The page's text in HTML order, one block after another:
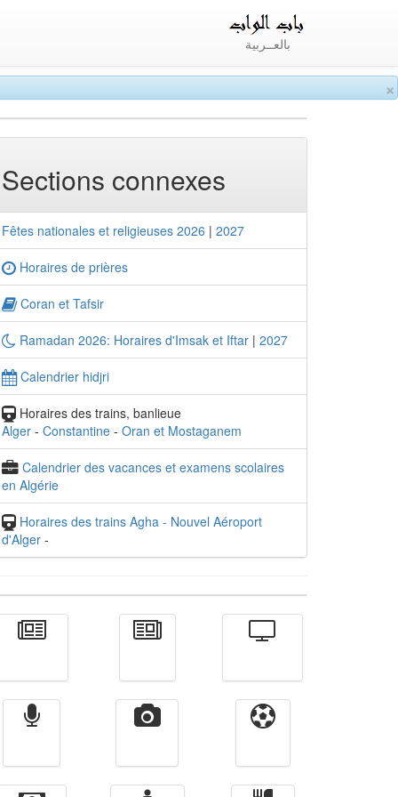
×
بالعــربية
Sections connexes
Fêtes nationales et religieuses 2026 | 2027
Horaires de prières
Coran et Tafsir
Ramadan 2026: Horaires d'Imsak et Iftar | 2027
Calendrier hidjri
Horaires des trains, banlieue
Alger - Constantine - Oran et Mostaganem
Calendrier des vacances et examens scolaires
en Algérie
Horaires des trains Agha - Nouvel Aéroport
d'Alger -